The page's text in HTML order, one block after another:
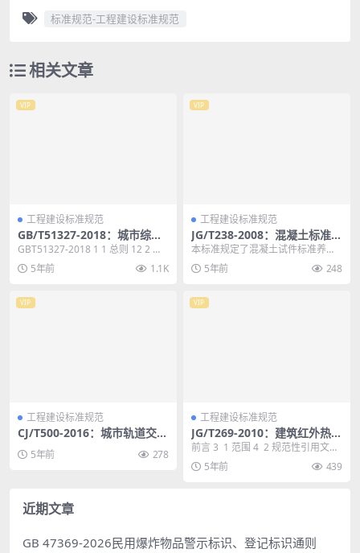
标准规范-工程建设标准规范
相关文章
VIP
工程建设标准规范
GB/T51327-2018：城市综合
防灾规划标准
GBT51327-2018 1 1 总则 12 2 术
语 13 3 基本规定 1...
5年前 1.1K
VIP
工程建设标准规范
JG/T238-2008：混凝土标准养
护箱
本标准规定了混凝土试件标准养护
箱(以下简称养护箱)的分类、规格与
标记、使用条件和...
5年前 248
VIP
工程建设标准规范
CJ/T500-2016：城市轨道交通
车地实时视频传输系统
5年前 278
VIP
工程建设标准规范
JG/T269-2010：建筑红外热像
检测要求
前言 3 1 范围 4 2 规范性引用文
件 4 3 术语和定义 4 4 ...
5年前 439
近期文章
GB 47369-2026民用爆炸物品警示标识、登记标识通则